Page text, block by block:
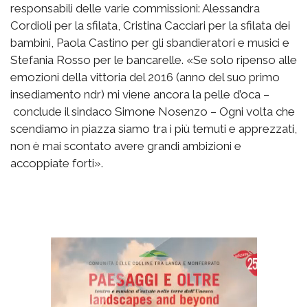
responsabili delle varie commissioni: Alessandra
Cordioli per la sfilata, Cristina Cacciari per la sfilata dei
bambini, Paola Castino per gli sbandieratori e musici e
Stefania Rosso per le bancarelle. «Se solo ripenso alle
emozioni della vittoria del 2016 (anno del suo primo
insediamento ndr) mi viene ancora la pelle d’oca –
conclude il sindaco Simone Nosenzo – Ogni volta che
scendiamo in piazza siamo tra i più temuti e apprezzati,
non è mai scontato avere grandi ambizioni e
accoppiate forti».